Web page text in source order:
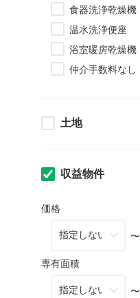
食器洗浄乾燥機
温水洗浄便座
浴室暖房乾燥機
仲介手数料なし
土地
収益物件
価格
〜
専有面積
〜